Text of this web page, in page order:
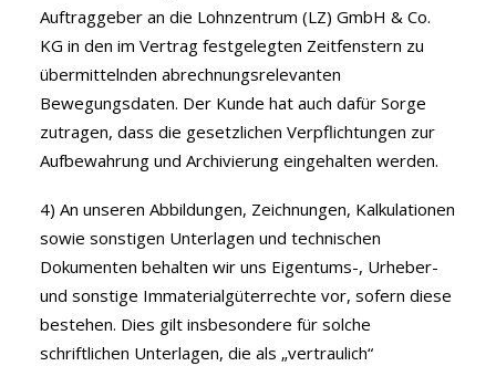
Auftraggeber an die Lohnzentrum (LZ) GmbH & Co.
KG in den im Vertrag festgelegten Zeitfenstern zu
übermittelnden abrechnungsrelevanten
Bewegungsdaten. Der Kunde hat auch dafür Sorge
zutragen, dass die gesetzlichen Verpflichtungen zur
Aufbewahrung und Archivierung eingehalten werden.
4) An unseren Abbildungen, Zeichnungen, Kalkulationen
sowie sonstigen Unterlagen und technischen
Dokumenten behalten wir uns Eigentums-, Urheber-
und sonstige Immaterialgüterrechte vor, sofern diese
bestehen. Dies gilt insbesondere für solche
schriftlichen Unterlagen, die als „vertraulich“